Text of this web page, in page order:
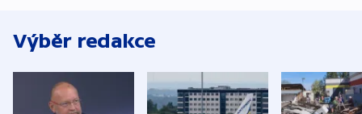
Výběr redakce